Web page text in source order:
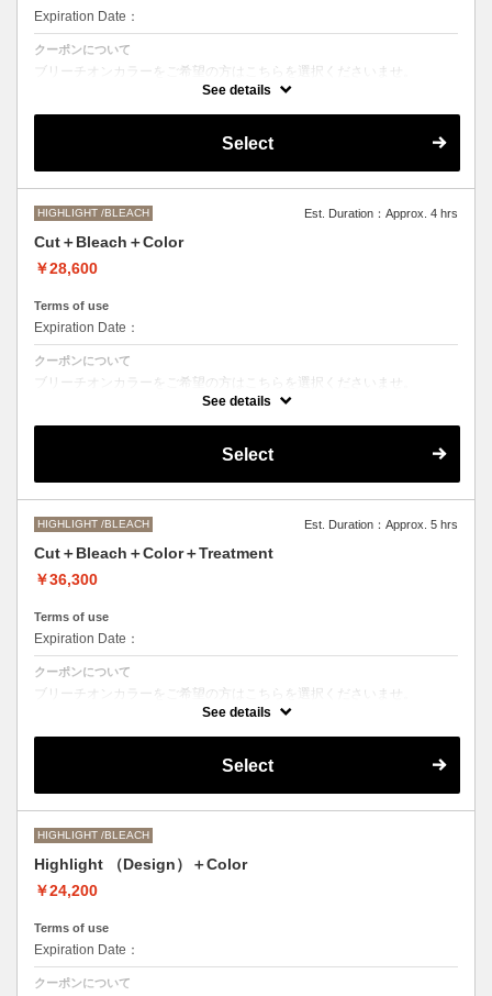
Expiration Date：
クーポンについて
ブリーチオンカラーをご希望の方はこちらを選択くださいませ。
イクロバブルシャンプー込み
で、料金が前後する場合がございます。
現できない場合がございます。
●髪の長さにより別途ロング料金を頂戴いたします。
See details
Select
HIGHLIGHT /BLEACH Est. Duration：Approx. 4 hrs
Cut＋Bleach＋Color
￥28,600
Terms of use
Expiration Date：
クーポンについて
ブリーチオンカラーをご希望の方はこちらを選択くださいませ。
で、料金が前後する場合がございます。
M ¥＋1100 L¥＋1650 LL¥＋2200
See details
Select
HIGHLIGHT /BLEACH Est. Duration：Approx. 5 hrs
Cut＋Bleach＋Color＋Treatment
￥36,300
Terms of use
Expiration Date：
クーポンについて
ブリーチオンカラーをご希望の方はこちらを選択くださいませ。
イクロバブルシャンプー込み
で、料金が前後する場合がございます。
現できない場合がございます。
●髪の長さにより別途ロング料金を頂戴いたします。
See details
Select
HIGHLIGHT /BLEACH
Highlight （Design）＋Color
￥24,200
Terms of use
Expiration Date：
クーポンについて